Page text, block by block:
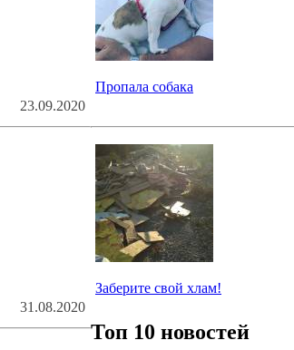
23.09.2020
31.08.2020
Пропала собака
Заберите свой хлам!
Топ 10 новостей